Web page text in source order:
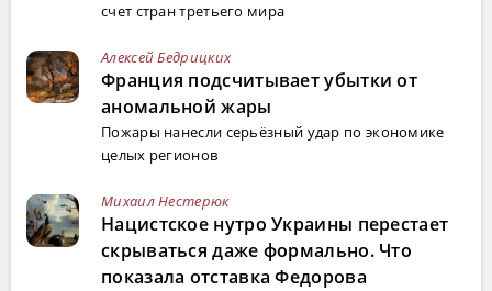
счет стран третьего мира
Алексей Бедрицких
Франция подсчитывает убытки от
аномальной жары
Пожары нанесли серьёзный удар по экономике
целых регионов
Михаил Нестерюк
Нацистское нутро Украины перестает
скрываться даже формально. Что
показала отставка Федорова